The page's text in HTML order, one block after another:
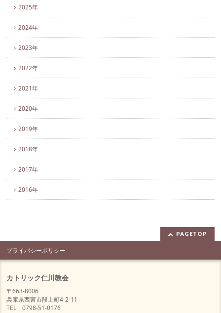
2025年
2024年
2023年
2022年
2021年
2020年
2019年
2018年
2017年
2016年
PAGETOP
プライバシーポリシー
カトリック仁川教会
〒663-8006
兵庫県西宮市段上町4-2-11
TEL 0798-51-0176